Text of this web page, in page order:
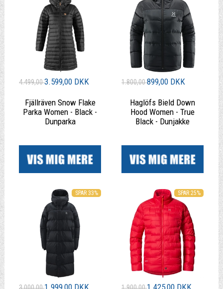
4.499,003.599,00 DKK
Fjällräven Snow Flake
Parka Women - Black -
Dunparka
1.800,00899,00 DKK
Haglöfs Bield Down
Hood Women - True
Black - Dunjakke
SPAR 33% SPAR 25%